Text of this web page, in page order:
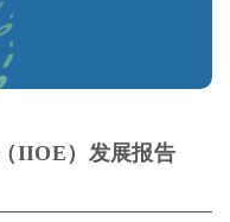
IIOE）发展报告